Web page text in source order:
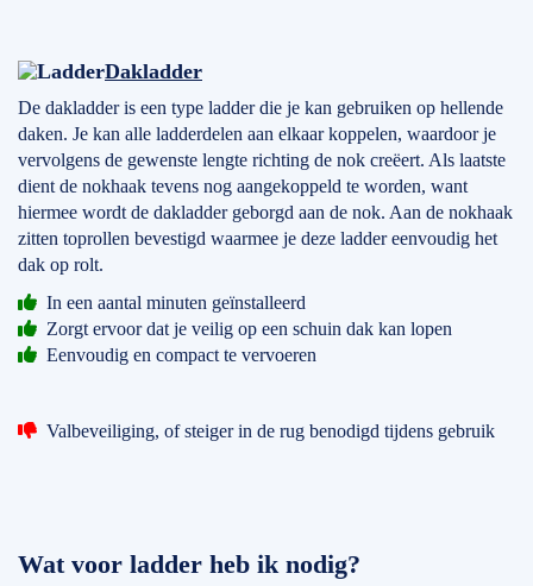
Dakladder
De dakladder is een type ladder die je kan gebruiken op hellende
daken. Je kan alle ladderdelen aan elkaar koppelen, waardoor je
vervolgens de gewenste lengte richting de nok creëert. Als laatste
dient de nokhaak tevens nog aangekoppeld te worden, want
hiermee wordt de dakladder geborgd aan de nok. Aan de nokhaak
zitten toprollen bevestigd waarmee je deze ladder eenvoudig het
dak op rolt.
In een aantal minuten geïnstalleerd
Zorgt ervoor dat je veilig op een schuin dak kan lopen
Eenvoudig en compact te vervoeren
Valbeveiliging, of steiger in de rug benodigd tijdens gebruik
Wat voor ladder heb ik nodig?